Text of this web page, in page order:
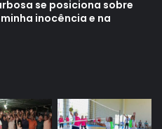
se posiciona sobre
inocência e na